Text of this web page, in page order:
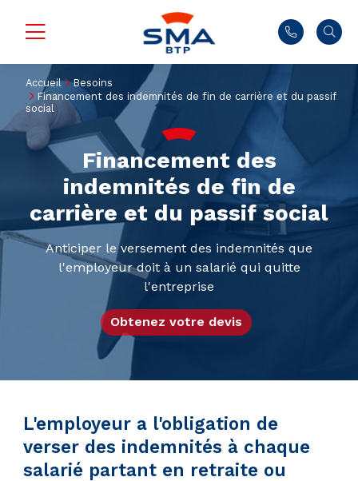
Accueil
Besoins
Financement des indemnités de fin de carrière et du passif
social
Financement des
indemnités de fin de
carrière et du passif social
Anticiper le versement des indemnités que
l'employeur doit à un salarié qui quitte
l'entreprise
Obtenez votre devis
L'employeur a l'obligation de
verser des indemnités à chaque
salarié partant en retraite ou